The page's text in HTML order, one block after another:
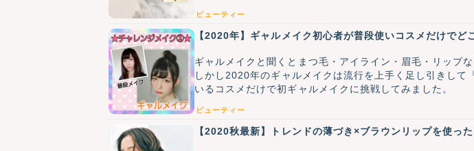
のヴィセリシェの時間を一気に「今」に引き上げてくれま
ビューティー
【2020年】ギャルメイク初心者が普段使いコスメだけで
ギャルメイクと聞くとまつ毛・アイライン・眉毛・リップ
しかし2020年のギャルメイクは流行を上手く足し引きし
いるコスメだけで初ギャルメイクに挑戦してみました。
ビューティー
【2020秋最新】トレンドの薄づき×ブラウンリップを使っ